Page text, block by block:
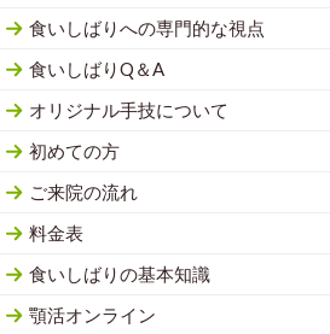
食いしばりへの専門的な視点
食いしばりQ＆A
オリジナル手技について
初めての方
ご来院の流れ
料金表
食いしばりの基本知識
顎活オンライン